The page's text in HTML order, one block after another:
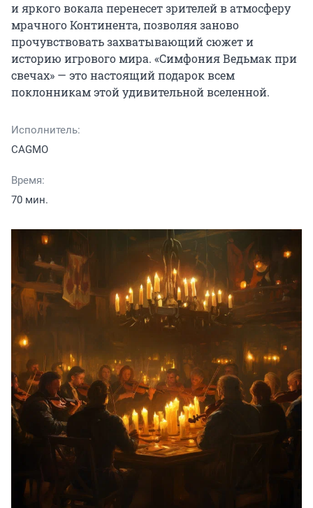
и яркого вокала перенесет зрителей в атмосферу
мрачного Континента, позволяя заново
прочувствовать захватывающий сюжет и
историю игрового мира. «Симфония Ведьмак при
свечах» — это настоящий подарок всем
поклонникам этой удивительной вселенной.
Исполнитель:
CAGMO
Время:
70 мин.